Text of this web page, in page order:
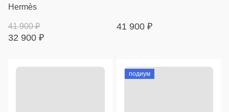
Hermès
32 900 ₽
41 900₽ 41 900 ₽
подиум